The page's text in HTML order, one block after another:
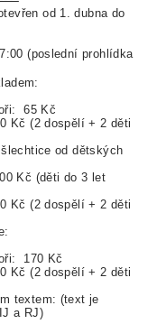
od 1. dubna do
(poslední prohlídka
65 Kč
Kč (2 dospělí + 2 děti
od dětských
Kč (děti do 3 let
Kč (2 dospělí + 2 děti
170 Kč
Kč (2 dospělí + 2 děti
textem: (text je
a RJ)